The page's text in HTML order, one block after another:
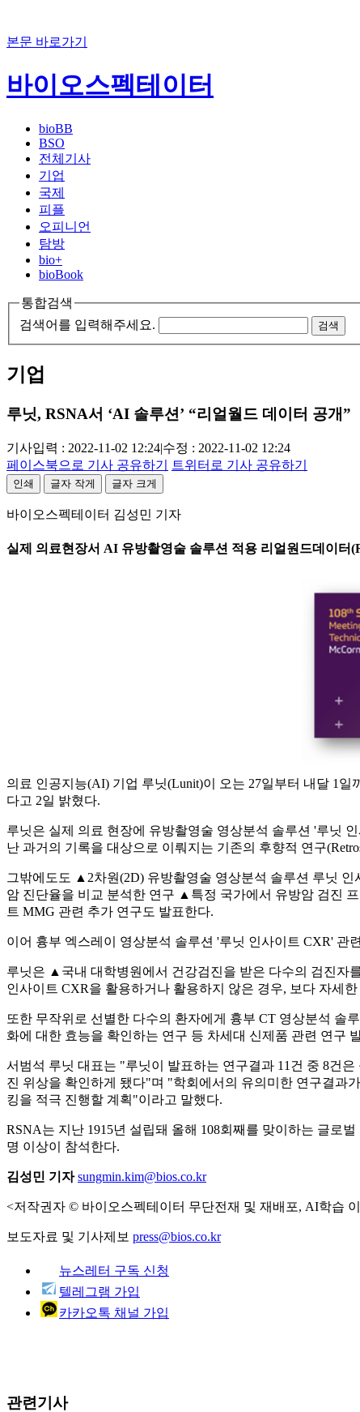
본문 바로가기
바이오스펙테이터
bioBB
BSO
전체기사
기업
국제
피플
오피니언
탐방
bio+
bioBook
통합검색
검색어를 입력해주세요.
검색
기업
루닛, RSNA서 ‘AI 솔루션’ “리얼월드 데이터 공개”
기사입력 : 2022-11-02 12:24|수정 : 2022-11-02 12:24
페이스북으로 기사 공유하기
트위터로 기사 공유하기
인쇄 글자 작게 글자 크게
바이오스펙테이터 김성민 기자
실제 의료현장서 AI 유방촬영술 솔루션 적용 리얼원드데이터
의료 인공지능(AI) 기업 루닛(Lunit)이 오는 27일부터 내달 1
다고 2일 밝혔다.
루닛은 실제 의료 현장에 유방촬영술 영상분석 솔루션 '루닛
난 과거의 기록을 대상으로 이뤄지는 기존의 후향적 연구
그밖에도도 ▲2차원(2D) 유방촬영술 영상분석 솔루션 루닛 인
암 진단율을 비교 분석한 연구 ▲특정 국가에서 유방암 검진
트 MMG 관련 추가 연구도 발표한다.
이어 흉부 엑스레이 영상분석 솔루션 '루닛 인사이트 CXR' 관
루닛은 ▲국내 대학병원에서 건강검진을 받은 다수의 검진자
인사이트 CXR을 활용하거나 활용하지 않은 경우, 보다 자세
또한 무작위로 선별한 다수의 환자에게 흉부 CT 영상분석 솔
화에 대한 효능을 확인하는 연구 등 차세대 신제품 관련 연구
서범석 루닛 대표는 "루닛이 발표하는 연구결과 11건 중 8건
진 위상을 확인하게 됐다"며 "학회에서의 유의미한 연구결과
킹을 적극 진행할 계획"이라고 말했다.
RSNA는 지난 1915년 설립돼 올해 108회째를 맞이하는 글로
명 이상이 참석한다.
김성민 기자 sungmin.kim@bios.co.kr
<저작권자 © 바이오스펙테이터 무단전재 및 재배포, AI학습
보도자료 및 기사제보 press@bios.co.kr
뉴스레터 구독 신청
텔레그램 가입
카카오톡 채널 가입
관련기사